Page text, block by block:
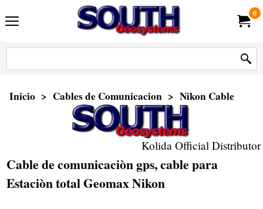
0
Inicio > Cables de Comunicacion > Nikon Cable
Kolida Official Distributor
Cable de comunicaciòn gps, cable para
Estaciòn total Geomax Nikon